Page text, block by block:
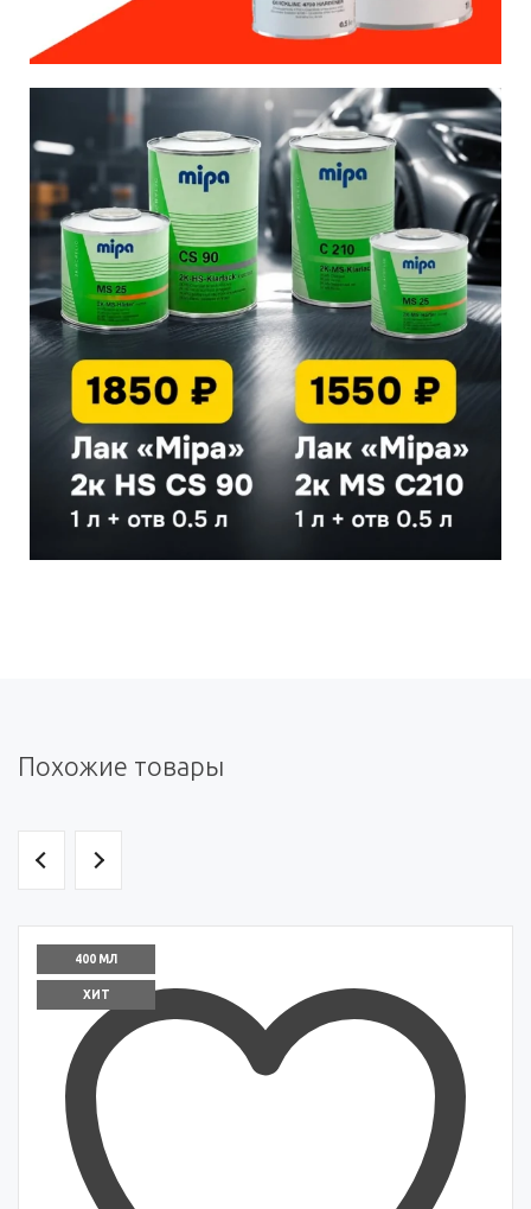
Похожие товары
400 МЛ
ХИТ